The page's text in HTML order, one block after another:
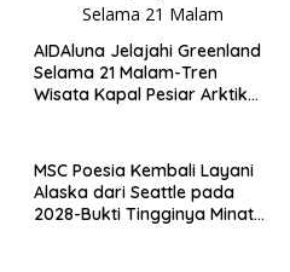
AIDAluna Jelajahi Greenland
Selama 21 Malam-Tren
Wisata Kapal Pesiar Arktik
MSC Poesia Kembali Layani
Alaska dari Seattle pada
2028-Bukti Tingginya Minat